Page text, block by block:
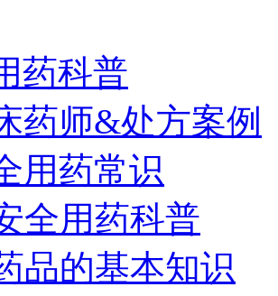
药科普
药师&处方案例
用药常识
全用药科普
品的基本知识